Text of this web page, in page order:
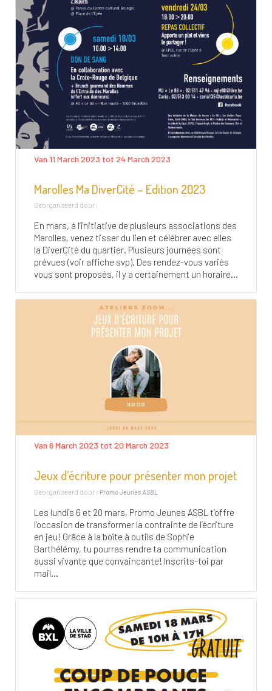
Van 11 March 2023 tot 24 March 2023
Marolles Ma DiverCité – Edition 2023
Georganiseerd door :
En mars, à l’initiative de plusieurs associations des
Marolles, venez tisser du lien et célébrer avec elles
la DiverCité du quartier. Plusieurs journées sont
prévues (voir affiche svp). Des rendez-vous variés
vous sont proposés, il y a certainement un horaire...
Van 6 March 2023 tot 20 March 2023
Jeux d’écriture pour présenter mon projet
Georganiseerd door : Promo Jeunes ASBL
Les lundis 6 et 20 mars, Promo Jeunes ASBL t’offre
l’occasion de transformer la contrainte de l’écriture
en jeu! Grâce à la boîte à outils de Sophie
Barthélémy, tu pourras rendre ta communication
aussi vivante que convaincante! Inscrits-toi par
mail...